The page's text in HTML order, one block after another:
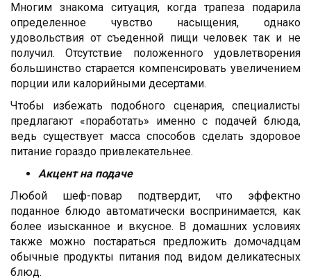
Многим знакома ситуация, когда трапеза подарила
определенное чувство насыщения, однако
удовольствия от съеденной пищи человек так и не
получил. Отсутствие положенного удовлетворения
большинство старается компенсировать увеличением
порции или калорийными десертами.
Чтобы избежать подобного сценария, специалисты
предлагают «поработать» именно с подачей блюда,
ведь существует масса способов сделать здоровое
питание гораздо привлекательнее.
Акцент на подаче
Любой шеф-повар подтвердит, что эффектно
поданное блюдо автоматически воспринимается, как
более изысканное и вкусное. В домашних условиях
также можно постараться предложить домочадцам
обычные продукты питания под видом деликатесных
блюд.